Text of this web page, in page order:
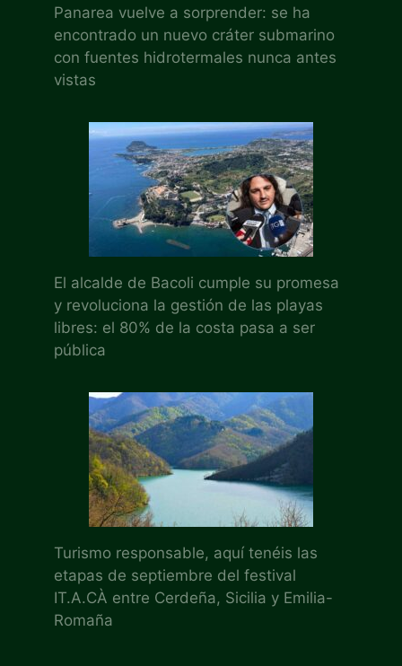
Panarea vuelve a sorprender: se ha
encontrado un nuevo cráter submarino
con fuentes hidrotermales nunca antes
vistas
El alcalde de Bacoli cumple su promesa
y revoluciona la gestión de las playas
libres: el 80% de la costa pasa a ser
pública
Turismo responsable, aquí tenéis las
etapas de septiembre del festival
IT.A.CÀ entre Cerdeña, Sicilia y Emilia-
Romaña